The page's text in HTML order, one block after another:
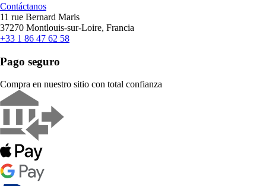
Contáctanos
11 rue Bernard Maris
37270 Montlouis-sur-Loire, Francia
+33 1 86 47 62 58
Pago seguro
Compra en nuestro sitio con total confianza